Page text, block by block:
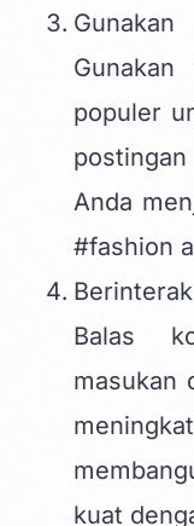
populer
Anda
#fashion
Balas
masukan
kuat